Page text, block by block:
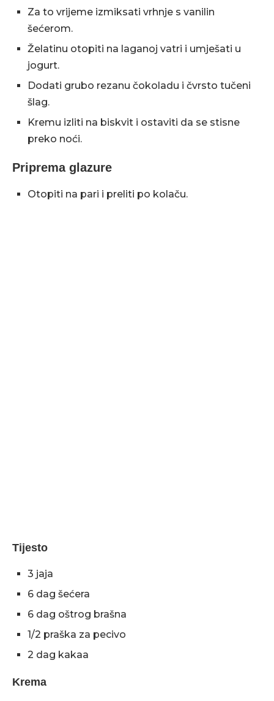
Za to vrijeme izmiksati vrhnje s vanilin
šećerom.
Želatinu otopiti na laganoj vatri i umješati u
jogurt.
Dodati grubo rezanu čokoladu i čvrsto tučeni
šlag.
Kremu izliti na biskvit i ostaviti da se stisne
preko noći.
Priprema glazure
Otopiti na pari i preliti po kolaču.
Tijesto
3 jaja
6 dag šećera
6 dag oštrog brašna
1/2 praška za pecivo
2 dag kakaa
Krema